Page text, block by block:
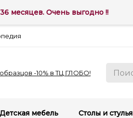
-10% в ТЦ ГЛОБО!
Детская мебель Столы и стулья
месяцев. Очень выгодно !!